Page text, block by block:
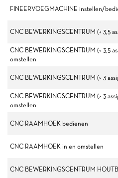
FINEERVOEGMACHINE instellen/
CNC BEWERKINGSCENTRUM (< 3,5
CNC BEWERKINGSCENTRUM (< 3,5
omstellen
CNC BEWERKINGSCENTRUM (> 3
CNC BEWERKINGSCENTRUM (> 3
omstellen
CNC RAAMHOEK bedienen
CNC RAAMHOEK in en omstellen
CNC BEWERKINGSCENTRUM